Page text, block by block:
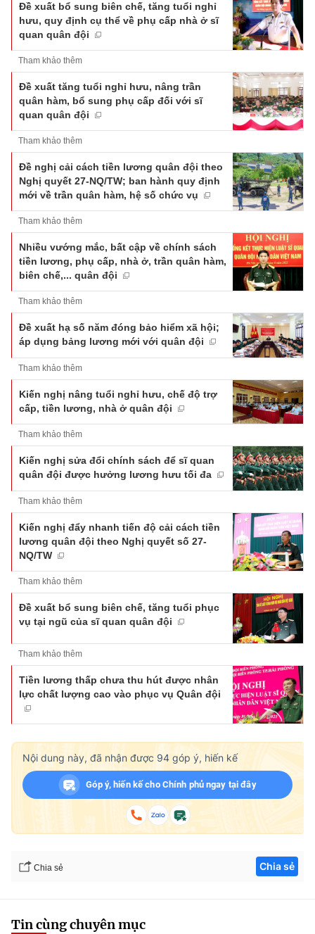
Đề xuất bổ sung biên chế, tăng tuổi nghỉ
hưu, quy định cụ thể về phụ cấp nhà ở sĩ
quan quân đội
Tham khảo thêm
Đề xuất tăng tuổi nghỉ hưu, nâng trần
quân hàm, bổ sung phụ cấp đối với sĩ
quan quân đội
Tham khảo thêm
Đề nghị cải cách tiền lương quân đội theo
Nghị quyết 27-NQ/TW; ban hành quy định
mới về trần quân hàm, hệ số chức vụ
Tham khảo thêm
Nhiều vướng mắc, bất cập về chính sách
tiền lương, phụ cấp, nhà ở, trần quân hàm,
biên chế,... quân đội
Tham khảo thêm
Đề xuất hạ số năm đóng bảo hiểm xã hội;
áp dụng bảng lương mới với quân đội
Tham khảo thêm
Kiến nghị nâng tuổi nghỉ hưu, chế độ trợ
cấp, tiền lương, nhà ở quân đội
Tham khảo thêm
Kiến nghị sửa đổi chính sách để sĩ quan
quân đội được hưởng lương hưu tối đa
Tham khảo thêm
Kiến nghị đẩy nhanh tiến độ cải cách tiền
lương quân đội theo Nghị quyết số 27-
NQ/TW
Tham khảo thêm
Đề xuất bổ sung biên chế, tăng tuổi phục
vụ tại ngũ của sĩ quan quân đội
Tham khảo thêm
Tiền lương thấp chưa thu hút được nhân
lực chất lượng cao vào phục vụ Quân đội
Nội dung này, đã nhận được 94 góp ý, hiến kế
Góp ý, hiến kế cho Chính phủ ngay tại đây
Chia sẻ Chia sẻ
Tin cùng chuyên mục